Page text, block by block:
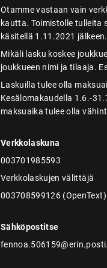
Otamme vastaan vain
kautta. Toimistolle tulleita
käsitellä 1.11.2021 jälkeen.
Mikäli lasku koskee
joukkueen nimi ja tilaaja.
Laskuilla tulee olla
Kesälomakaudella 1.6.-
maksuaika tulee olla
Verkkolaskuna
003701985593
Verkkolaskujen välittäjä
003708599126 (OpenText)
Sähköpostitse